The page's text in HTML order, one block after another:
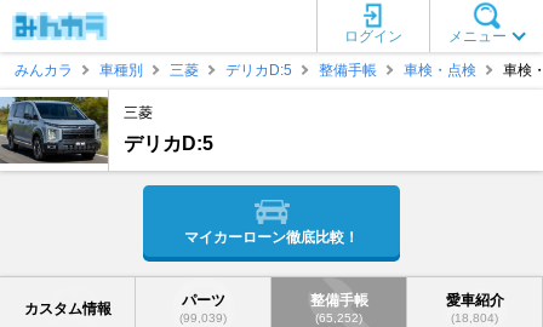
メニュー
ログイン
みんカラ
車種別 三菱 デリカD:5 整備手帳 車検・点検 車検
三菱
デリカD:5
マイカーローン徹底比較！
カスタム情報 パーツ
(99,039)
整備手帳
(65,252)
愛車紹介
(18,804)